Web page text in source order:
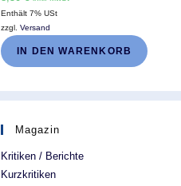
Enthält 7% USt
zzgl. Versand
IN DEN WARENKORB
Magazin
Kritiken / Berichte
Kurzkritiken